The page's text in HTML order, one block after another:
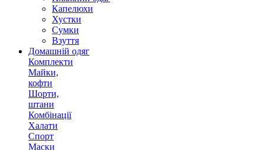
Капелюхи
Хустки
Сумки
Взуття
Домашній одяг
Комплекти
Майки,
кофти
Шорти,
штани
Комбінації
Халати
Спорт
Маски